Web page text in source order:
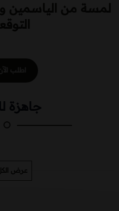
لمسة من الياسمين و
جاهزة
عرض